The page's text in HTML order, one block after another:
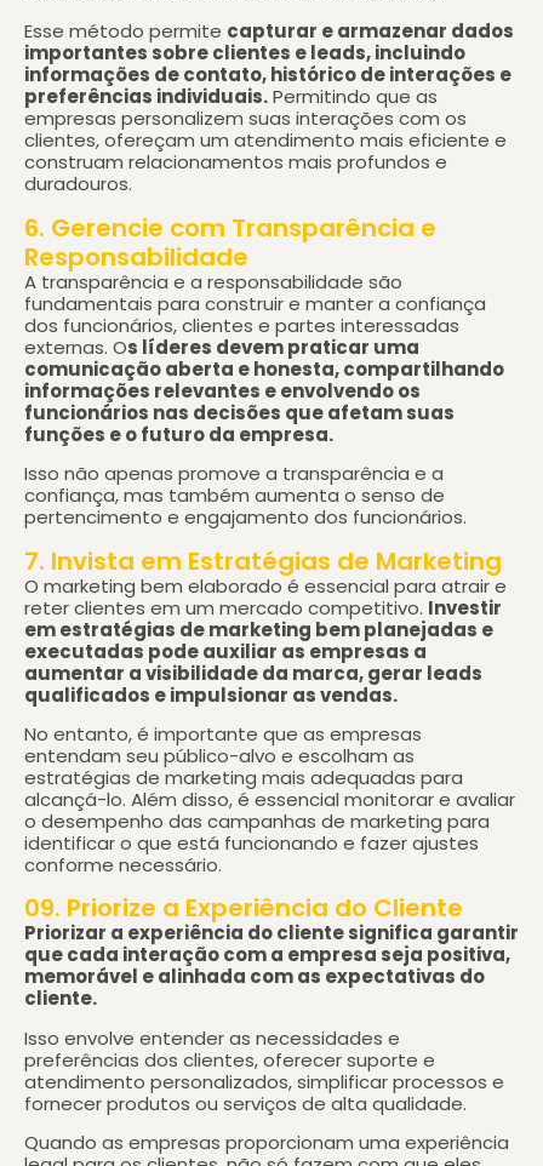
Esse método permite capturar e armazenar dados
importantes sobre clientes e leads, incluindo
informações de contato, histórico de interações e
preferências individuais.Permitindo que as
empresas personalizem suas interações com os
clientes, ofereçam um atendimento mais eficiente e
construam relacionamentos mais profundos e
duradouros.
6. Gerencie com Transparência e
Responsabilidade
A transparência e a responsabilidade são
fundamentais para construir e manter a confiança
dos funcionários, clientes e partes interessadas
externas. Os líderes devem praticar uma
comunicação aberta e honesta, compartilhando
informações relevantes e envolvendo os
funcionários nas decisões que afetam suas
funções e o futuro da empresa.
Isso não apenas promove a transparência e a
confiança, mas também aumenta o senso de
pertencimento e engajamento dos funcionários.
7. Invista em Estratégias de Marketing
O marketing bem elaborado é essencial para atrair e
reter clientes em um mercado competitivo. Investir
em estratégias de marketing bem planejadas e
executadas pode auxiliar as empresas a
aumentar a visibilidade da marca, gerar leads
qualificados e impulsionar as vendas.
No entanto, é importante que as empresas
entendam seu público-alvo e escolham as
estratégias de marketing mais adequadas para
alcançá-lo. Além disso, é essencial monitorar e avaliar
o desempenho das campanhas de marketing para
identificar o que está funcionando e fazer ajustes
conforme necessário.
09. Priorize a Experiência do Cliente
Priorizar a experiência do cliente significa garantir
que cada interação com a empresa seja positiva,
memorável e alinhada com as expectativas do
cliente.
Isso envolve entender as necessidades e
preferências dos clientes, oferecer suporte e
atendimento personalizados, simplificar processos e
fornecer produtos ou serviços de alta qualidade.
Quando as empresas proporcionam uma experiência